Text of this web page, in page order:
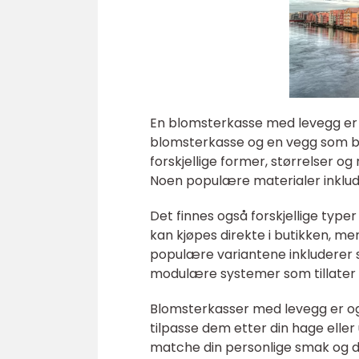
En blomsterkasse med levegg
blomsterkasse og en vegg som
forskjellige former, størrelser
Noen populære materialer
Det finnes også forskjellige
kan kjøpes direkte i butikken,
populære variantene inkluderer
modulære systemer som tillater
Blomsterkasser med levegg er
tilpasse dem etter din hage eller
matche din personlige smak og